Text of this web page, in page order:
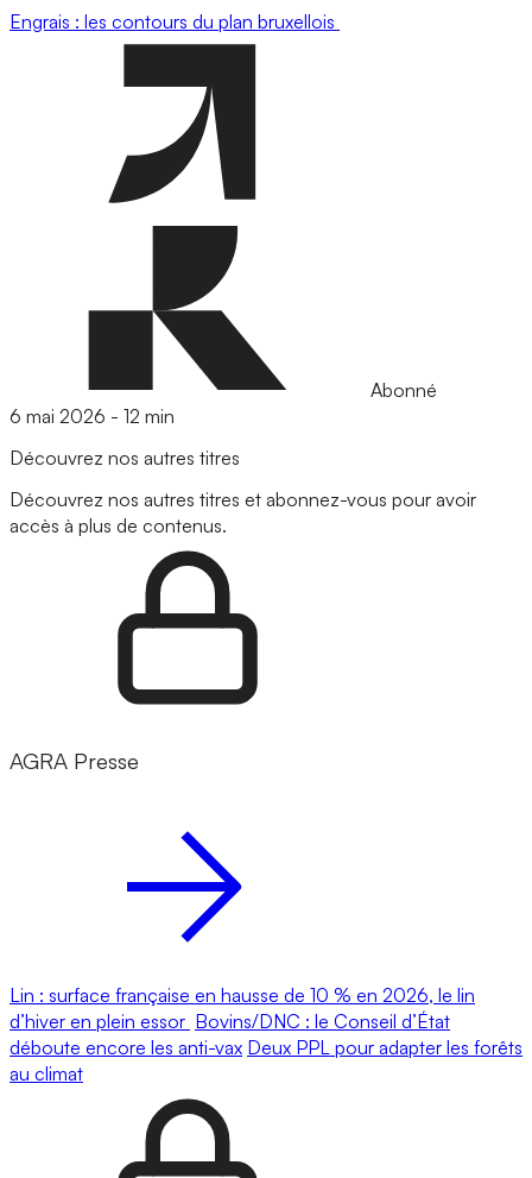
Engrais : les contours du plan bruxellois
Abonné
6 mai 2026 - 12 min
Découvrez nos autres titres
Découvrez nos autres titres et abonnez-vous pour avoir
accès à plus de contenus.
AGRA Presse
Lin : surface française en hausse de 10 % en 2026, le lin
d’hiver en plein essor Bovins/DNC : le Conseil d’État
déboute encore les anti-vax Deux PPL pour adapter les forêts
au climat